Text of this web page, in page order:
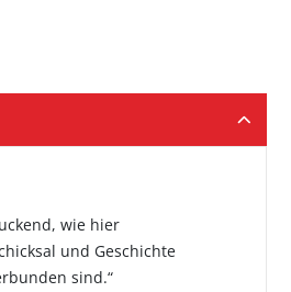
wie hier
und Geschichte
sind.“